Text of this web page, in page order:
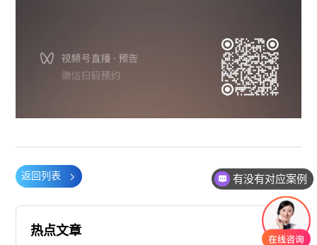
返回列表
热点文章
有没有对应案例